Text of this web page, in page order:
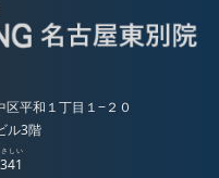
平和１丁目１−２０
ル3階
しい